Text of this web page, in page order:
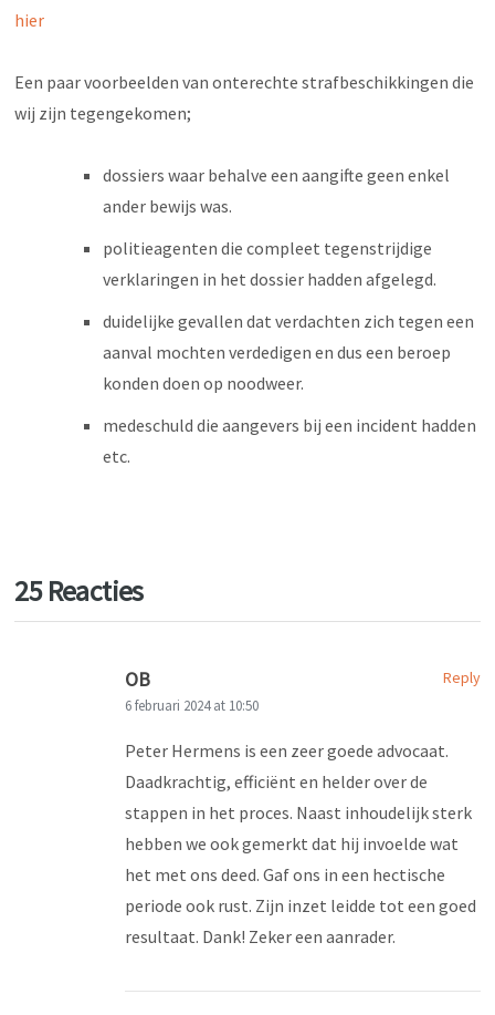
hier
Een paar voorbeelden van onterechte strafbeschikkingen die
wij zijn tegengekomen;
dossiers waar behalve een aangifte geen enkel
ander bewijs was.
politieagenten die compleet tegenstrijdige
verklaringen in het dossier hadden afgelegd.
duidelijke gevallen dat verdachten zich tegen een
aanval mochten verdedigen en dus een beroep
konden doen op noodweer.
medeschuld die aangevers bij een incident hadden
etc.
25 Reacties
Reply
OB
6 februari 2024 at 10:50
Peter Hermens is een zeer goede advocaat.
Daadkrachtig, efficiënt en helder over de
stappen in het proces. Naast inhoudelijk sterk
hebben we ook gemerkt dat hij invoelde wat
het met ons deed. Gaf ons in een hectische
periode ook rust. Zijn inzet leidde tot een goed
resultaat. Dank! Zeker een aanrader.